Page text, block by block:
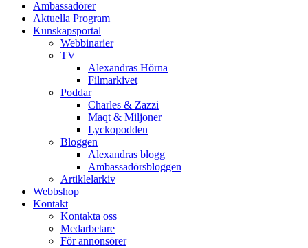
Ambassadörer
Aktuella Program
Kunskapsportal
Webbinarier
TV
Alexandras Hörna
Filmarkivet
Poddar
Charles & Zazzi
Maqt & Miljoner
Lyckopodden
Bloggen
Alexandras blogg
Ambassadörsbloggen
Artiklelarkiv
Webbshop
Kontakt
Kontakta oss
Medarbetare
För annonsörer